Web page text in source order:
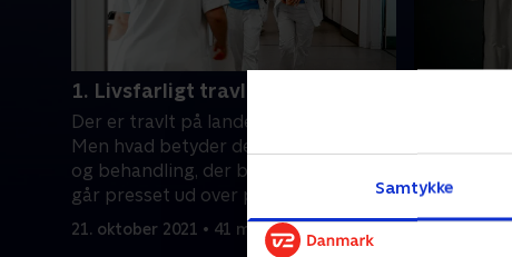
Samtykke
1. Livsfarligt travlt
Der er travlt på landets sygehuse.
Men hvad betyder det for den pleje
og behandling, der bliver givet? Og
går presset ud over patienternes
sikkerhed?
21. oktober 2021 • 41 min
hvad sker
fejlene?